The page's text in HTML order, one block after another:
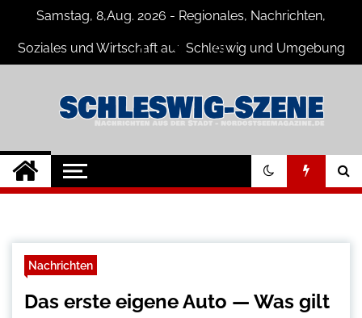
content
Samstag, 8,Aug. 2026 - Regionales, Nachrichten,
Soziales und Wirtschaft aus Schleswig und Umgebung
Schleswig Szene
Neuigkeiten und Nachrichten aus
Schleswig und Umgebung
Nachrichten
Das erste eigene Auto — Was gilt